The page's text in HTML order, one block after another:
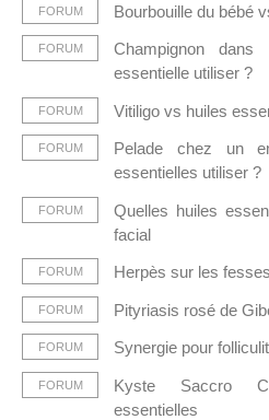
FORUM Bourbouille du bébé
FORUM
Champignon
essentielle utiliser ?
FORUM Vitiligo vs huiles
FORUM
Pelade chez un
essentielles utiliser ?
FORUM
Quelles huiles
facial
FORUM Herpès sur les
FORUM Pityriasis rosé de
FORUM Synergie pour
FORUM
Kyste Saccro
essentielles